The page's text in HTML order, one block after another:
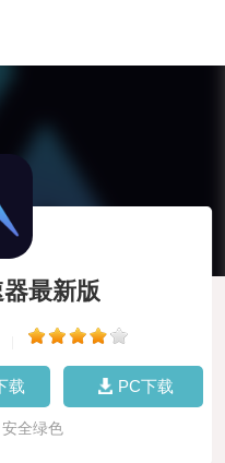
器最新版
载 PC下载
全绿色